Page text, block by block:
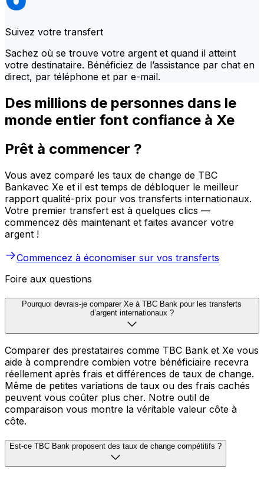
Suivez votre transfert
Sachez où se trouve votre argent et quand il atteint
votre destinataire. Bénéficiez de l’assistance par chat en
direct, par téléphone et par e-mail.
Des millions de personnes dans le
monde entier font confiance à Xe
Prêt à commencer ?
Vous avez comparé les taux de change de TBC
Bankavec Xe et il est temps de débloquer le meilleur
rapport qualité-prix pour vos transferts internationaux.
Votre premier transfert est à quelques clics —
commencez dès maintenant et faites avancer votre
argent !
Commencez à économiser sur vos transferts
Foire aux questions
Pourquoi devrais-je comparer Xe à TBC Bank pour les transferts
d’argent internationaux ?
Comparer des prestataires comme TBC Bank et Xe vous
aide à comprendre combien votre bénéficiaire recevra
réellement après frais et différences de taux de change.
Même de petites variations de taux ou des frais cachés
peuvent vous coûter plus cher. Notre outil de
comparaison vous montre la véritable valeur côte à
côte.
Est-ce TBC Bank proposent des taux de change compétitifs ?